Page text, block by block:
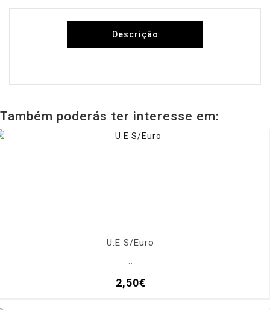
Descrição
Também poderás ter interesse em:
U.E S/Euro
2,50€